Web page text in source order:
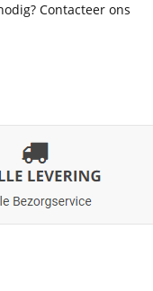
Contacteer ons